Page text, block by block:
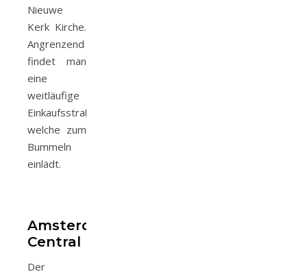
Nieuwe
Kerk Kirche.
Angrenzend
findet man
eine
weitläufige
Einkaufsstraße
welche zum
Bummeln
einlädt.
Amsterdam
Central
Der